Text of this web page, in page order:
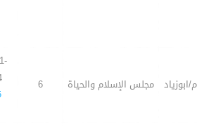
ابوزياد مجلس الإسلام والحياة 6